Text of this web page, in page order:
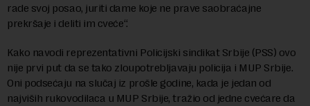
rade svoj posao, juriti dame koje ne prave saobraćajne
prekršaje i deliti im cveće“.
Kako navodi reprezentativni Policijski sindikat Srbije (PSS) ovo
nije prvi put da se tako zloupotrebljavaju policija i MUP Srbije.
Oni podsećaju na slučaj iz prošle godine, kada je jedan od
najviših rukovodilaca u MUP Srbije, tražio od jedne cvećare da